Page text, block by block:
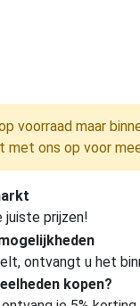
voorraad maar
met ons op voor
juiste prijzen!
ontvangt u het
kopen?